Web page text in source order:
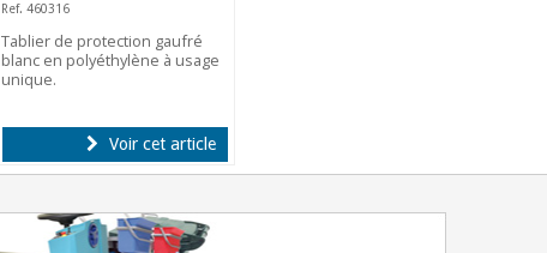
Ref. 460316
Tablier de protection gaufré
blanc en polyéthylène à usage
unique.
Voir cet article